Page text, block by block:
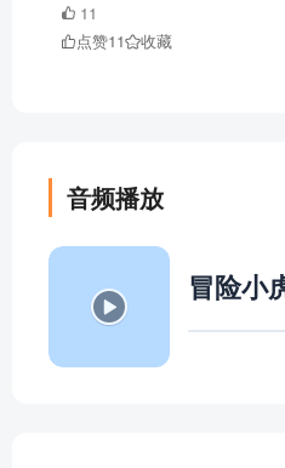
11
点赞11 收藏
音频播放